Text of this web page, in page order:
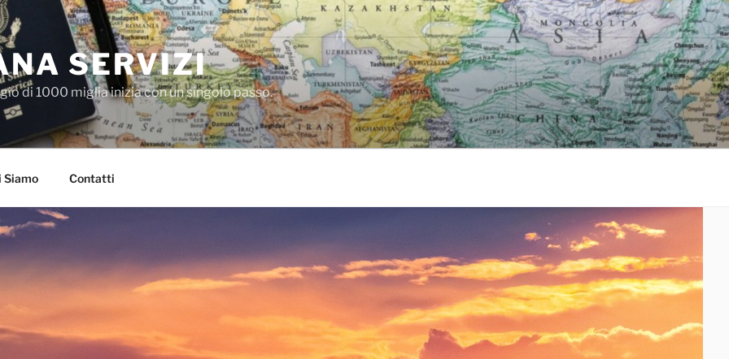
SERVIZI
di 1000 miglia inizia con un singolo passo.
Siamo Contatti